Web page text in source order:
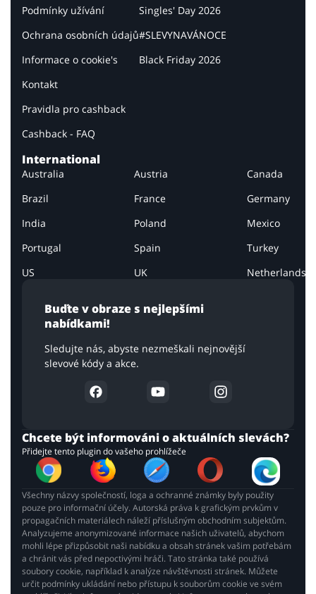
Buďte v obraze s nejlepšími
nabídkami!
Sledujte nás, abyste nezmeškali nejnovější
slevové kódy a akce.
Podmínky užívání
Ochrana osobních údajů
Informace o cookie's
Kontakt
Pravidla pro cashback
Cashback - FAQ
Singles' Day 2026
#SLEVYNAVÁNOCE
Black Friday 2026
International
Australia Austria
Canada
Brazil
France
Germany
India
Poland
Mexico
Portugal
Spain
Turkey
US
UK Netherlands
Chcete být informováni o aktuálních slevách?
Přidejte tento plugin do vašeho prohlížeče
Všechny názvy společností, loga a ochranné známky byly použity
pouze pro informační účely. Autorská práva k grafickým prvkům v
propagačních materiálech náleží příslušným obchodním subjektům.
Analyzujeme anonymizované informace našich uživatelů, abychom
mohli lépe přizpůsobit naši nabídku a obsah stránek vašim potřebám
a chránit vás před nepoctivými hráči. Tato stránka také používá
soubory cookie, například k analýze návštěvnosti stránek. Můžete
určit podmínky ukládání nebo přístupu k souborům cookie ve svém